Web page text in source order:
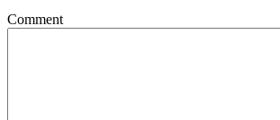
Comment